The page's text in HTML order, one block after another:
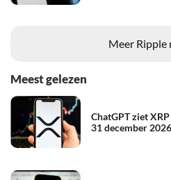
Meer Ripple
Meest gelezen
ChatGPT ziet
31 december 2026